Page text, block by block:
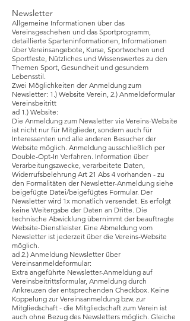
Newsletter
Allgemeine Informationen über das
Vereinsgeschehen und das Sportprogramm,
detaillierte Sparteninformationen, Informationen
über Vereinsangebote, Kurse, Sportwochen und
Sportfeste, Nützliches und Wissenswertes zu den
Themen Sport, Gesundheit und gesundem
Lebensstil.
Zwei Möglichkeiten der Anmeldung zum
Newsletter: 1.) Website Verein, 2.) Anmeldeformular
Vereinsbeitritt
ad 1.) Website:
Die Anmeldung zum Newsletter via Vereins-Website
ist nicht nur für Mitglieder, sondern auch für
Interessenten und alle anderen Besucher der
Website möglich. Anmeldung ausschließlich per
Double-Opt-In Verfahren. Information über
Verarbeitungszwecke, verarbeitete Daten,
Widerrufsbelehrung Art 21 Abs 4 vorhanden - zu
den Formalitäten der Newsletter-Anmeldung siehe
beigefügte Datei/beigefügtes Formular. Der
Newsletter wird 1x monatlich versendet. Es erfolgt
keine Weitergabe der Daten an Dritte. Die
technische Abwicklung übernimmt der beauftragte
Website-Dienstleister. Eine Abmeldung vom
Newsletter ist jederzeit über die Vereins-Website
möglich.
ad 2.) Anmeldung Newsletter über
Vereinsanmeldeformular:
Extra angeführte Newsletter-Anmeldung auf
Vereinsbeitrittsformular, Anmeldung durch
Ankreuzen der entsprechenden Checkbox. Keine
Koppelung zur Vereinsanmeldung bzw. zur
Mitgliedschaft - die Mitgliedschaft zum Verein ist
auch ohne Bezug des Newsletters möglich. Gleiche